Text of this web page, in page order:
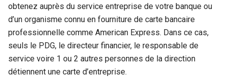
obtenez auprès du service entreprise de votre banque ou
d’un organisme connu en fourniture de carte bancaire
professionnelle comme American Express. Dans ce cas,
seuls le PDG, le directeur financier, le responsable de
service voire 1 ou 2 autres personnes de la direction
détiennent une carte d’entreprise.